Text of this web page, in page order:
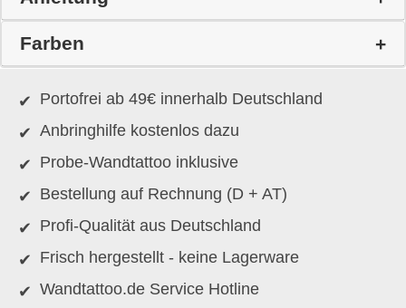
Farben
Portofrei ab 49€ innerhalb Deutschland
Anbringhilfe kostenlos dazu
Probe-Wandtattoo inklusive
Bestellung auf Rechnung (D + AT)
Profi-Qualität aus Deutschland
Frisch hergestellt - keine Lagerware
Wandtattoo.de Service Hotline